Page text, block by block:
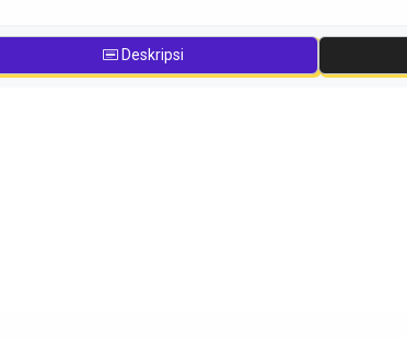
Deskripsi